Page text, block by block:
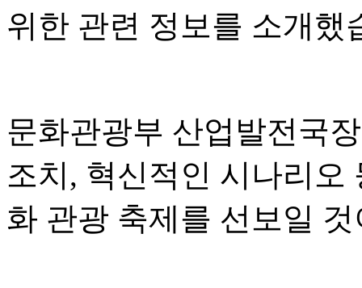
위한 관련 정보를 소개했
문화관광부 산업발전국
조치, 혁신적인 시나리오
화 관광 축제를 선보일